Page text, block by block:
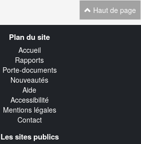
Haut de page
Plan du site
Accueil
Rapports
Porte-documents
Nouveautés
Aide
Accessibilité
Mentions légales
Contact
Les sites publics